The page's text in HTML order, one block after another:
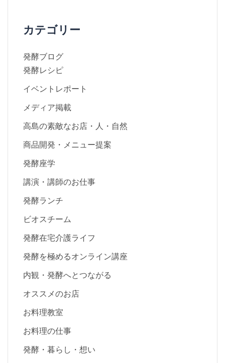
カテゴリー
発酵ブログ
発酵レシピ
イベントレポート
メディア掲載
高島の素敵なお店・人・自然
商品開発・メニュー提案
発酵座学
講演・講師のお仕事
発酵ランチ
ビオスチーム
発酵在宅介護ライフ
発酵を極めるオンライン講座
内観・発酵へとつながる
オススメのお店
お料理教室
お料理の仕事
発酵・暮らし・想い